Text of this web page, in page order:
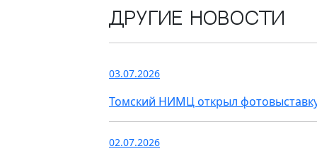
Другие новости
03.07.2026
Томский НИМЦ открыл
02.07.2026